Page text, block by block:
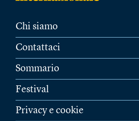
Chi siamo
Contattaci
Sommario
Festival
Privacy e cookie